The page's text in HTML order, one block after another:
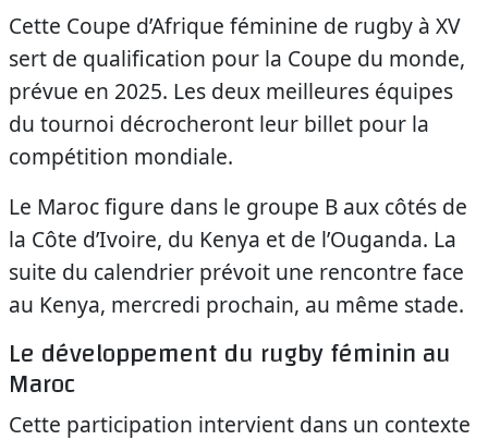
Cette Coupe d’Afrique féminine de rugby à XV
sert de qualification pour la Coupe du monde,
prévue en 2025. Les deux meilleures équipes
du tournoi décrocheront leur billet pour la
compétition mondiale.
Le Maroc figure dans le groupe B aux côtés de
la Côte d’Ivoire, du Kenya et de l’Ouganda. La
suite du calendrier prévoit une rencontre face
au Kenya, mercredi prochain, au même stade.
Le développement du rugby féminin au
Maroc
Cette participation intervient dans un contexte